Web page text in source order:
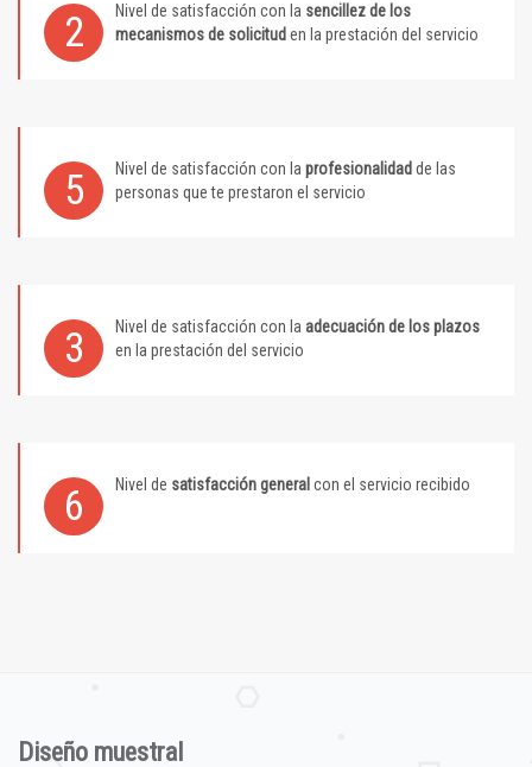
2 Nivel de satisfacción con la sencillez de los
mecanismos de solicitud en la prestación del servicio
5 Nivel de satisfacción con la profesionalidad de las
personas que te prestaron el servicio
3 Nivel de satisfacción con la adecuación de los plazos
en la prestación del servicio
6 Nivel de satisfacción general con el servicio recibido
Diseño muestral